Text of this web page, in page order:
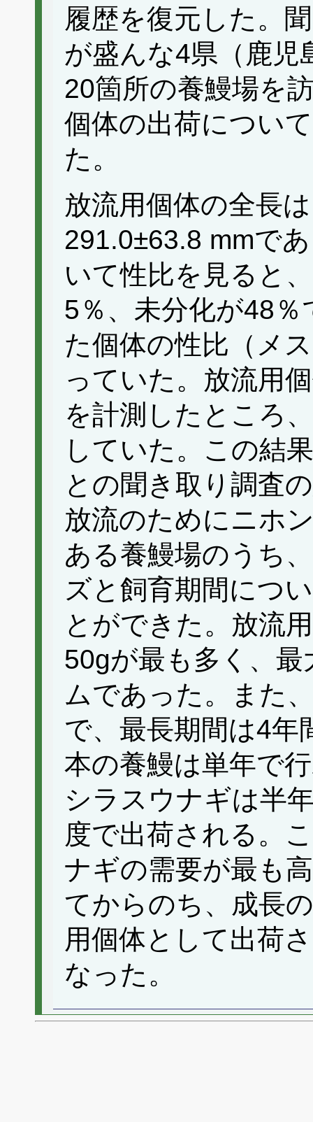
履歴を復元した。
が盛んな4県（鹿児
20箇所の養鰻場を
個体の出荷につい
た。
放流用個体の全長
291.0±63.8 mmで
いて性比を見ると
5％、未分化が48
た個体の性比（メ
っていた。放流用
を計測したところ
していた。この結
との聞き取り調査
放流のためにニホ
ある養鰻場のうち
ズと飼育期間につ
とができた。放流
50gが最も多く、
ムであった。また
で、最長期間は4年
本の養鰻は単年で
シラスウナギは半
度で出荷される。
ナギの需要が最も
てからのち、成長
用個体として出荷
なった。